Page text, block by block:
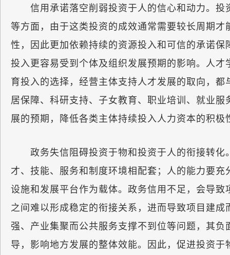
信用承诺落空削弱投资于人的信心和动力。投
等方面，由于这类投资的成效通常需要较长周期
性，因此更加依赖持续的资源投入和可信的承诺
投入更容易受到个体及组织发展预期的影响。人
育投入的选择，经营主体支持人才发展的取向，
居保障、科研支持、子女教育、职业培训、就业
展的预期，降低各类主体持续投入人力资本的积极
政务失信阻碍投资于物和投资于人的衔接转化
才、技能、服务和制度环境相配套；人的能力要
设施和发展平台作为载体。政务信用不足，会导
之间难以形成稳定的衔接关系，进而导致项目建
强、产业集聚而公共服务支撑不到位等问题，其
导，影响地方发展的整体效能。因此，促进投资